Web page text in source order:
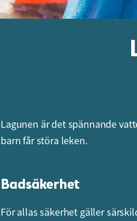
Lagunen är det spännande
barn får störa leken.
Badsäkerhet
För allas säkerhet gäller